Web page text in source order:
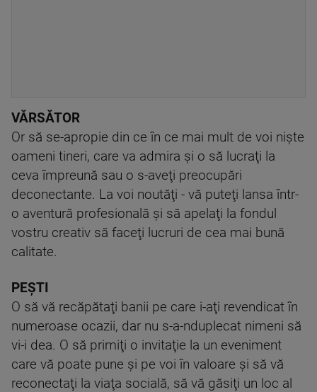
VĂRSĂTOR
Or să se-apropie din ce în ce mai mult de voi nişte
oameni tineri, care va admira şi o să lucraţi la
ceva împreună sau o s-aveţi preocupări
deconectante. La voi noutăţi - vă puteţi lansa într-
o aventură profesională şi să apelaţi la fondul
vostru creativ să faceţi lucruri de cea mai bună
calitate.
PEŞTI
O să vă recăpătaţi banii pe care i-aţi revendicat în
numeroase ocazii, dar nu s-a-nduplecat nimeni să
vi-i dea. O să primiţi o invitaţie la un eveniment
care vă poate pune şi pe voi în valoare şi să vă
reconectaţi la viaţa socială, să vă găsiţi un loc al